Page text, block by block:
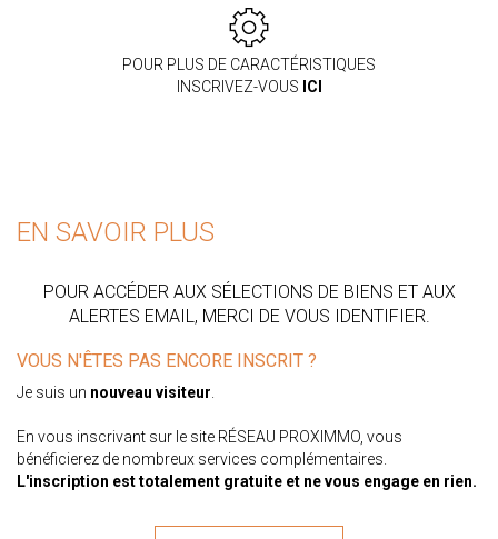
POUR PLUS DE CARACTÉRISTIQUES
INSCRIVEZ-VOUS ICI
EN SAVOIR PLUS
POUR ACCÉDER AUX SÉLECTIONS DE BIENS ET AUX
ALERTES EMAIL, MERCI DE VOUS IDENTIFIER.
VOUS N'ÊTES PAS ENCORE INSCRIT ?
Je suis un nouveau visiteur.
En vous inscrivant sur le site RÉSEAU PROXIMMO, vous
bénéficierez de nombreux services complémentaires.
L'inscription est totalement gratuite et ne vous engage en rien.